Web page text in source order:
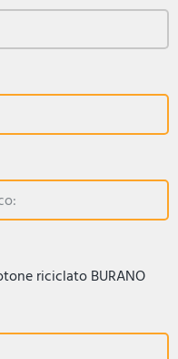
riciclato BURANO